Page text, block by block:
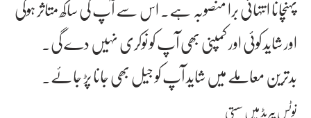
پہنچانا انتہائی برا منصوبہ ہے۔ اس سے آپ کی ساکھ متاثر ہوگی
اور شاید کوئی اور کمپنی بھی آپ کو نوکری نہیں دے گی۔
بدترین معاملے میں شاید آپ کو جیل بھی جانا پڑ جائے۔
نوٹس پیریڈ میں سستی